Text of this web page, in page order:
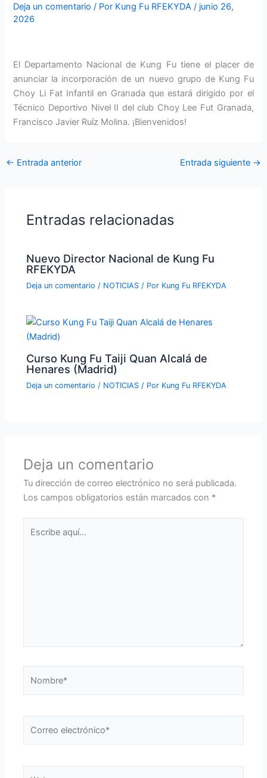
Deja un comentario / Por Kung Fu RFEKYDA/ junio 26,
2026
El Departamento Nacional de Kung Fu tiene el placer de
anunciar la incorporación de un nuevo grupo de Kung Fu
Choy Li Fat Infantil en Granada que estará dirigido por el
Técnico Deportivo Nivel II del club Choy Lee Fut Granada,
Francisco Javier Ruíz Molina. ¡Bienvenidos!
← Entrada anterior Entrada siguiente →
Entradas relacionadas
Nuevo Director Nacional de Kung Fu
RFEKYDA
Deja un comentario / NOTICIAS / Por Kung Fu RFEKYDA
Curso Kung Fu Taiji Quan Alcalá de
Henares (Madrid)
Deja un comentario / NOTICIAS / Por Kung Fu RFEKYDA
Deja un comentario
Tu dirección de correo electrónico no será publicada.
Los campos obligatorios están marcados con *
aquí...
electrónico*